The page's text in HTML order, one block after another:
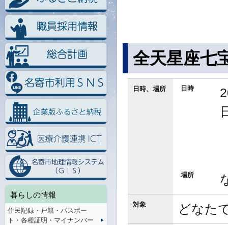
全天星座七
日時、場所 日時
場所
対象 どなた
暮らしの情報
住民記録・戸籍・パスポー
ト・各種証明・マイナンバー